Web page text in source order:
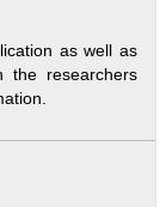
as well as
the researchers